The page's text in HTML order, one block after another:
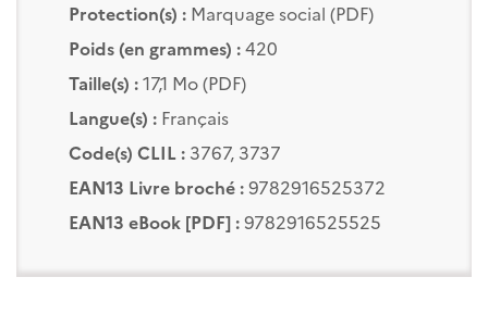
Protection(s) :Marquage social (PDF)
Poids (en grammes) :420
Taille(s) :17,1 Mo (PDF)
Langue(s) :Français
Code(s) CLIL :3767, 3737
EAN13 Livre broché :9782916525372
EAN13 eBook [PDF] :9782916525525